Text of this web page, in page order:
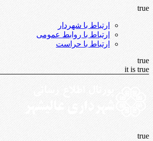
true
ارتباط با شهردار
ارتباط با روابط عمومی
ارتباط با حراست
true
it is true
true